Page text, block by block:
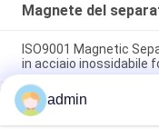
Magnete del
ISO9001 Magnetic
in acciaio inossidabile
Bordo magnetico del
dell'acciaio
magnetica
admin